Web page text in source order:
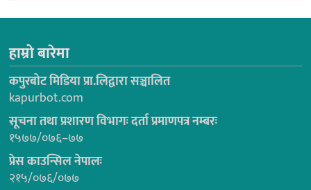
हाम्रो बारेमा
कपुरबोट मिडिया प्रा.लिद्वारा सञ्चालित
kapurbot.com
सूचना तथा प्रशारण विभागः दर्ता प्रमाणपत्र नम्बरः
१५७७/०७६–७७
प्रेस काउन्सिल नेपालः
२१५/०७६/०७७